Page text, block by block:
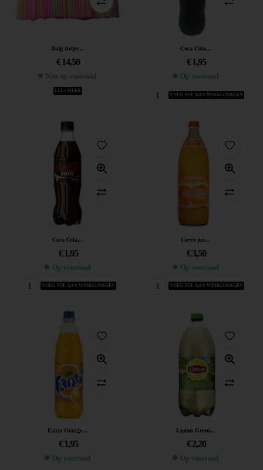
Buig rietjes...
€14,50
Niet op voorraad
LEES MEER
Coca Cola...
€ 1,95
Op voorraad
VOEG TOE AAN WINKELWAGEN
Coca Cola...
€ 1,95
Op voorraad
VOEG TOE AAN WINKELWAGEN
Corvo jus...
€ 3,50
Op voorraad
VOEG TOE AAN WINKELWAGEN
Fanta Orange...
€ 1,95
Op voorraad
Lipton Green...
€ 2,20
Op voorraad